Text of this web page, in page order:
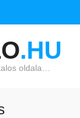
.HU
oldala…